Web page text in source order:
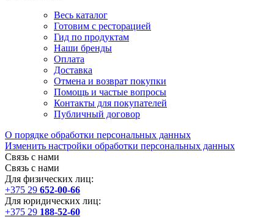
Весь каталог
Готовим с ресторацией
Гид по продуктам
Наши бренды
Оплата
Доставка
Отмена и возврат покупки
Помощь и частые вопросы
Контакты для покупателей
Публичный договор
О порядке обработки персональных данных
Изменить настройки обработки персональных данных
Связь с нами
Связь с нами
Для физических лиц:
+375 29 652-00-66
Для юридических лиц:
+375 29 188-52-60